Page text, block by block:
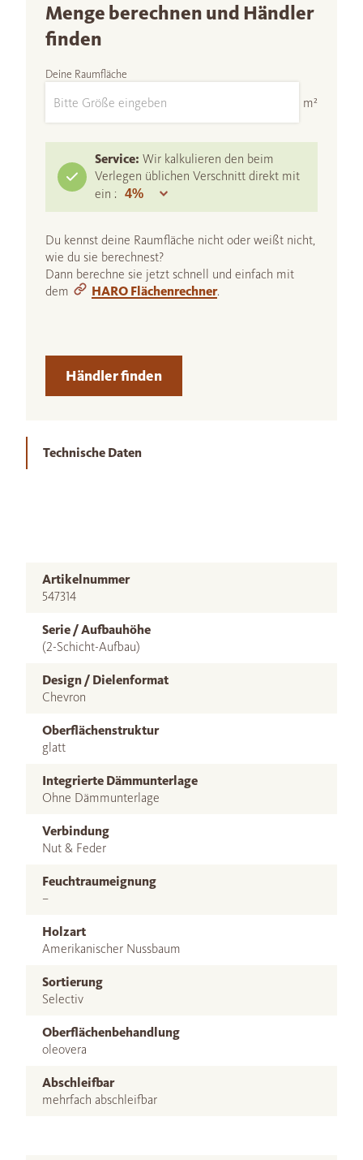
Menge berechnen und Händler
finden
Deine Raumfläche
m²
Service: Wir kalkulieren den beim
Verlegen üblichen Verschnitt direkt mit
ein :
Du kennst deine Raumfläche nicht oder weißt nicht,
wie du sie berechnest?
Dann berechne sie jetzt schnell und einfach mit
dem
HARO Flächenrechner.
Händler finden
Technische Daten
Artikelnummer
547314
Serie / Aufbauhöhe
(2-Schicht-Aufbau)
Design / Dielenformat
Chevron
Oberflächenstruktur
glatt
Integrierte Dämmunterlage
Ohne Dämmunterlage
Verbindung
Nut & Feder
Feuchtraumeignung
–
Holzart
Amerikanischer Nussbaum
Sortierung
Selectiv
Oberflächenbehandlung
oleovera
Abschleifbar
mehrfach abschleifbar